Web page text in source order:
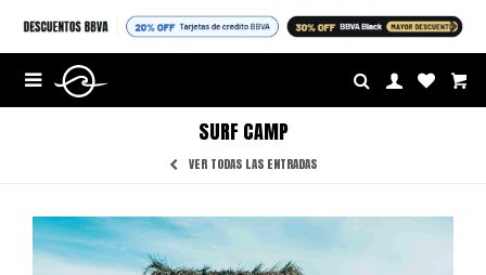


SURF CAMP
VER TODAS LAS ENTRADAS